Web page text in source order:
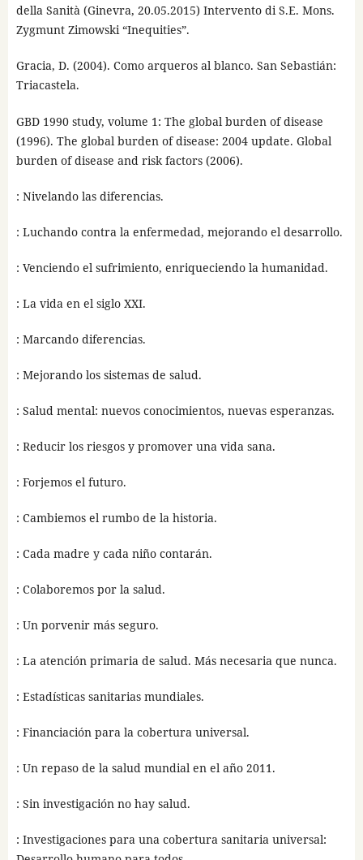
della Sanità (Ginevra, 20.05.2015) Intervento di S.E. Mons.
Zygmunt Zimowski “Inequities”.
Gracia, D. (2004). Como arqueros al blanco. San Sebastián:
Triacastela.
GBD 1990 study, volume 1: The global burden of disease
(1996). The global burden of disease: 2004 update. Global
burden of disease and risk factors (2006).
: Nivelando las diferencias.
: Luchando contra la enfermedad, mejorando el desarrollo.
: Venciendo el sufrimiento, enriqueciendo la humanidad.
: La vida en el siglo XXI.
: Marcando diferencias.
: Mejorando los sistemas de salud.
: Salud mental: nuevos conocimientos, nuevas esperanzas.
: Reducir los riesgos y promover una vida sana.
: Forjemos el futuro.
: Cambiemos el rumbo de la historia.
: Cada madre y cada niño contarán.
: Colaboremos por la salud.
: Un porvenir más seguro.
: La atención primaria de salud. Más necesaria que nunca.
: Estadísticas sanitarias mundiales.
: Financiación para la cobertura universal.
: Un repaso de la salud mundial en el año 2011.
: Sin investigación no hay salud.
: Investigaciones para una cobertura sanitaria universal: